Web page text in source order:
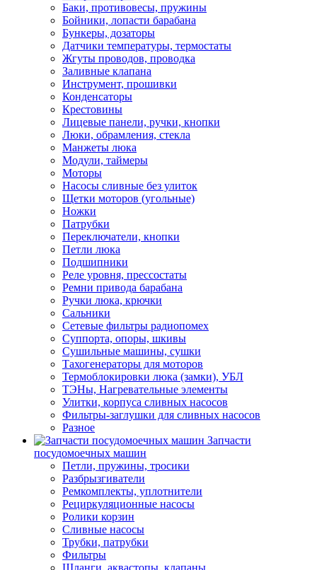
Баки, противовесы, пружины
Бойники, лопасти барабана
Бункеры, дозаторы
Датчики температуры, термостаты
Жгуты проводов, проводка
Заливные клапана
Инструмент, прошивки
Конденсаторы
Крестовины
Лицевые панели, ручки, кнопки
Люки, обрамления, стекла
Манжеты люка
Модули, таймеры
Моторы
Насосы сливные без улиток
Щетки моторов (угольные)
Ножки
Патрубки
Переключатели, кнопки
Петли люка
Подшипники
Реле уровня, прессостаты
Ремни привода барабана
Ручки люка, крючки
Сальники
Сетевые фильтры радиопомех
Суппорта, опоры, шкивы
Сушильные машины, сушки
Тахогенераторы для моторов
Термоблокировки люка (замки), УБЛ
ТЭНы, Нагревательные элементы
Улитки, корпуса сливных насосов
Фильтры-заглушки для сливных насосов
Разное
Запчасти
посудомоечных машин
Петли, пружины, тросики
Разбрызгиватели
Ремкомплекты, уплотнители
Рециркуляционные насосы
Ролики корзин
Сливные насосы
Трубки, патрубки
Фильтры
Шланги, аквастопы, клапаны